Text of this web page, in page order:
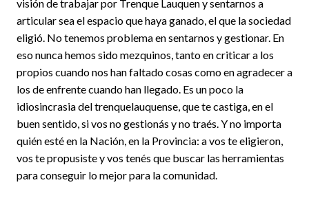
visión de trabajar por Trenque Lauquen y sentarnos a
articular sea el espacio que haya ganado, el que la sociedad
eligió. No tenemos problema en sentarnos y gestionar. En
eso nunca hemos sido mezquinos, tanto en criticar a los
propios cuando nos han faltado cosas como en agradecer a
los de enfrente cuando han llegado. Es un poco la
idiosincrasia del trenquelauquense, que te castiga, en el
buen sentido, si vos no gestionás y no traés. Y no importa
quién esté en la Nación, en la Provincia: a vos te eligieron,
vos te propusiste y vos tenés que buscar las herramientas
para conseguir lo mejor para la comunidad.